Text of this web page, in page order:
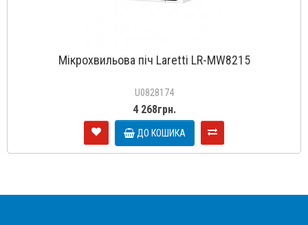
Мікрохвильова піч Laretti LR-MW8215
U0828174
4 268грн.
ДО КОШИКА